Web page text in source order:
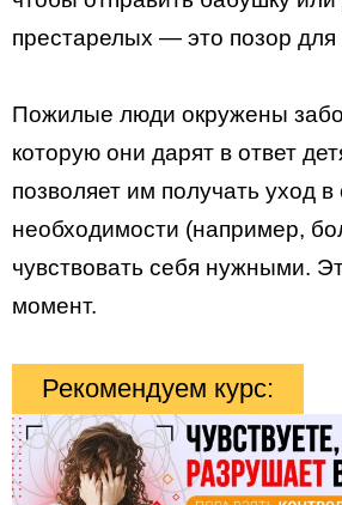
престарелых — это позор для
Пожилые люди окружены
которую они дарят в ответ
позволяет им получать уход в
необходимости (например,
чувствовать себя нужными.
момент.
Рекомендуем курс: